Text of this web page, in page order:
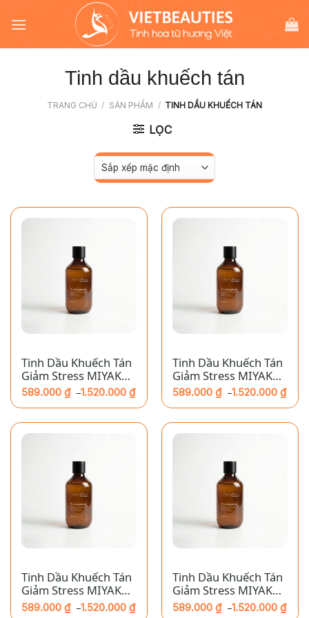
đến
Tinh dầu khuếch tán
TRANG CHỦ / SẢN PHẨM / TINH DẦU KHUẾCH TÁN
LỌC
Tinh Dầu Khuếch Tán
Giảm Stress MIYAKO
HOME – Năng Lượng:
Hổ Phách
589.000 ₫ –1.520.000 ₫
giá:
589.000 ₫
đến
1.520.000 ₫
Tinh Dầu Khuếch Tán
Giảm Stress MIYAKO
HOME – Cảm Hứng:
Gỗ Thông
589.000 ₫ –1.520.000 ₫
giá:
589.000 ₫
đến
1.520.000 ₫
Tinh Dầu Khuếch Tán
Giảm Stress MIYAKO
HOME – Giấc Ngủ:
589.000 ₫ –1.520.000 ₫
Tinh Dầu Khuếch Tán
Giảm Stress MIYAKO
HOME – Phục Hồi:
589.000 ₫ –1.520.000 ₫